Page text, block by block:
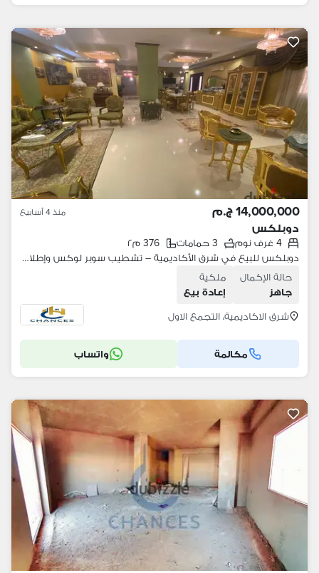
14,000,000 ج.م منذ 4 أسابيع
دوبلكس
4 غرف نوم 3 حمامات
376 م٢
دوبلكس للبيع في شرق الأكاديمية – تشطيب سوبر لوكس وإطلالة على جاردن
حالة الإكمال
جاهز
ملكية
إعادة بيع
شرق الاكاديمية، التجمع الاول
مكالمة واتساب